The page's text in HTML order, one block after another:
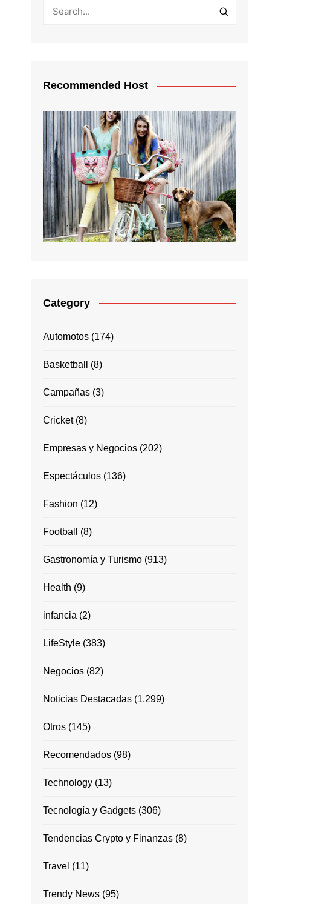
Recommended Host
Category
Automotos (174)
Basketball (8)
Campañas (3)
Cricket(8)
Empresas y Negocios (202)
Espectáculos (136)
Fashion (12)
Football (8)
Gastronomía y Turismo (913)
Health (9)
infancia (2)
LifeStyle (383)
Negocios (82)
Noticias Destacadas (1,299)
Otros (145)
Recomendados (98)
Technology (13)
Tecnología y Gadgets (306)
Tendencias Crypto y Finanzas (8)
Travel (11)
Trendy News (95)